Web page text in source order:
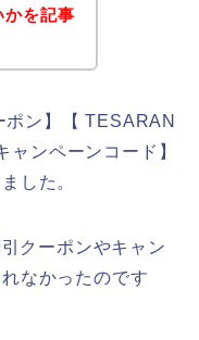
かを記事
ン】【 TESARAN
ンペーンコード】
した。
クーポンやキャン
なかったのです